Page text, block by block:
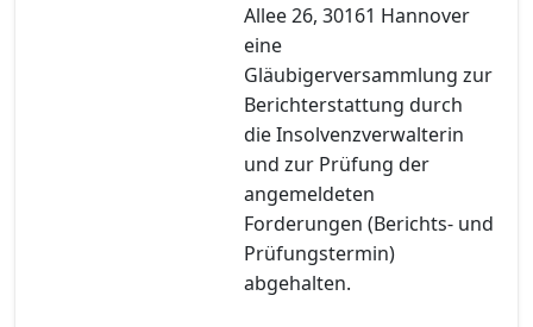
Allee 26, 30161 Hannover
eine
Gläubigerversammlung zur
Berichterstattung durch
die Insolvenzverwalterin
und zur Prüfung der
angemeldeten
Forderungen (Berichts- und
Prüfungstermin)
abgehalten.